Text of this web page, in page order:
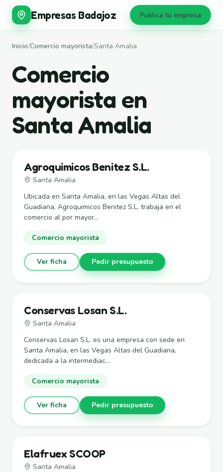
Empresas Badajoz Publica tu empresa
Inicio/Comercio mayorista/Santa Amalia
Comercio
mayorista en
Santa Amalia
Agroquimicos Benitez S.L.
Santa Amalia
Ubicada en Santa Amalia, en las Vegas Altas del
Guadiana, Agroquimicos Benitez S.L. trabaja en el
comercio al por mayor...
Comercio mayorista
Ver ficha Pedir presupuesto
Conservas Losan S.L.
Santa Amalia
Conservas Losan S.L. es una empresa con sede en
Santa Amalia, en las Vegas Altas del Guadiana,
dedicada a la intermediac...
Comercio mayorista
Ver ficha Pedir presupuesto
Elafruex SCOOP
Santa Amalia